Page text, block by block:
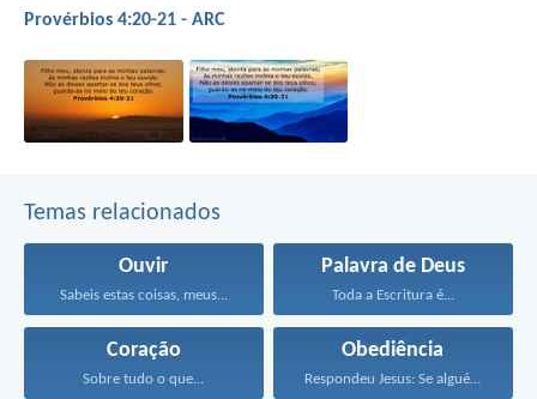
Provérbios 4:20-21 - ARC
Temas relacionados
Ouvir
Sabeis estas coisas, meus...
Palavra de Deus
Toda a Escritura é...
Coração
Sobre tudo o que...
Obediência
Respondeu Jesus: Se alguém...